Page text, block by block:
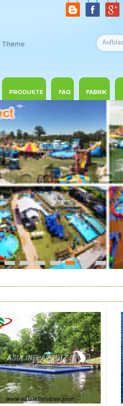
PRODUKTE FAQ FABRIK
3 4 5 6 7 8 9